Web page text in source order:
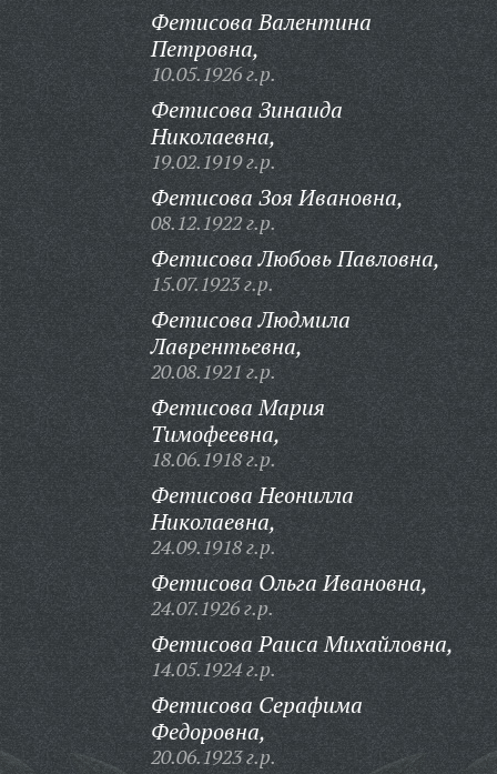
Фетисова Валентина
Петровна,
10.05.1926 г.р.
Фетисова Зинаида
Николаевна,
19.02.1919 г.р.
Фетисова Зоя Ивановна,
08.12.1922 г.р.
Фетисова Любовь Павловна,
15.07.1923 г.р.
Фетисова Людмила
Лаврентьевна,
20.08.1921 г.р.
Фетисова Мария
Тимофеевна,
18.06.1918 г.р.
Фетисова Неонилла
Николаевна,
24.09.1918 г.р.
Фетисова Ольга Ивановна,
24.07.1926 г.р.
Фетисова Раиса Михайловна,
14.05.1924 г.р.
Фетисова Серафима
Федоровна,
20.06.1923 г.р.